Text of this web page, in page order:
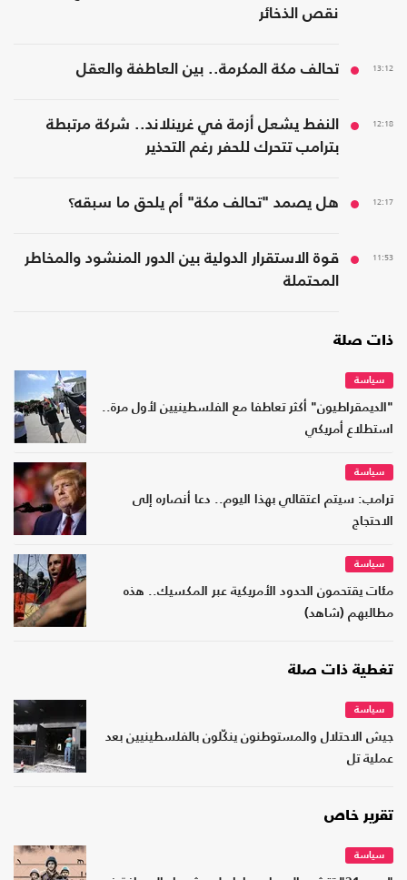
نقص الذخائر
13:12 تحالف مكة المكرمة.. بين العاطفة والعقل
12:18
النفط يشعل أزمة في غرينلاند.. شركة مرتبطة
بترامب تتحرك للحفر رغم التحذير
12:17 هل يصمد "تحالف مكة" أم يلحق ما سبقه؟
11:53
قوة الاستقرار الدولية بين الدور المنشود والمخاطر
المحتملة
ذات صلة
سياسة
"الديمقراطيون" أكثر تعاطفا مع الفلسطينيين لأول مرة..
استطلاع أمريكي
سياسة
ترامب: سيتم اعتقالي بهذا اليوم.. دعا أنصاره إلى
الاحتجاج
سياسة
مئات يقتحمون الحدود الأمريكية عبر المكسيك.. هذه
مطالبهم (شاهد)
تغطية ذات صلة
سياسة
جيش الاحتلال والمستوطنون ينكّلون بالفلسطينيين بعد
عملية تل
تقرير خاص
سياسة